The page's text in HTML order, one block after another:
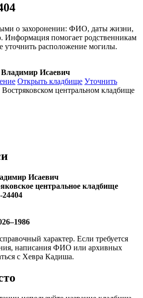
о захоронении: ФИО, даты жизни,
Информация помогает родственникам
уточнить расположение могилы.
Владимир Исаевич
Открыть кладбище Уточнить
Исаевич
центральное кладбище
характер. Если требуется
написания ФИО или архивных
с Хевра Кадиша.